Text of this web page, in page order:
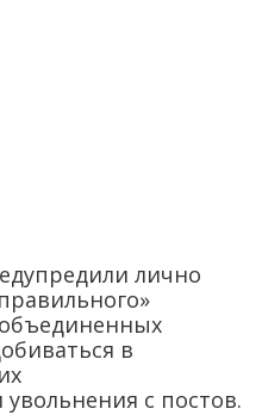
лично
в
с постов.